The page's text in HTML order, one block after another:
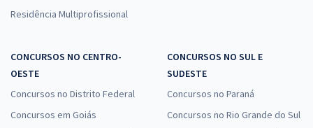
Residência Multiprofissional
CONCURSOS NO CENTRO-
OESTE
Concursos no Distrito Federal
Concursos em Goiás
CONCURSOS NO SUL E
SUDESTE
Concursos no Paraná
Concursos no Rio Grande do Sul